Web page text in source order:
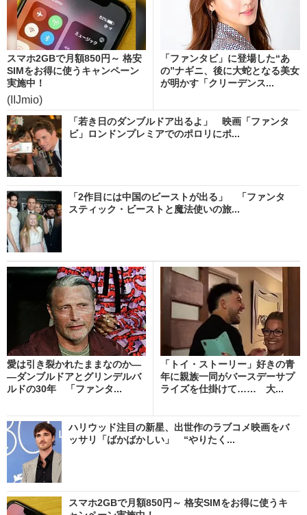
スマホ2GBで月額850円～ 格安
SIMをお得に使うキャンペーン
実施中！
(IIJmio)
「ファンタビ」に登場した“あ
の”ナギニ、後に大蛇となる美女
が明かす「クリーデンス...
「若き日のダンブルドア出るよ」 映画「ファンタ
ビ」ロンドンプレミアでのポロリにポ...
「2作目には中国のビーストが出る」 「ファンタ
スティック・ビーストと魔法使いの旅...
愛は引き裂かれたままなのか―
―ダンブルドアとグリンデルバ
ルドの30年 「ファンタ...
「トイ・ストーリー」好きの青
年に親族一同がバースデーサプ
ライズを仕掛けて…… 大...
ハリウッド注目の新星、出世作のラブコメ映画をバ
ッサリ「ばかばかしい」 “やりたく...
スマホ2GBで月額850円～ 格安SIMをお得に使うキ